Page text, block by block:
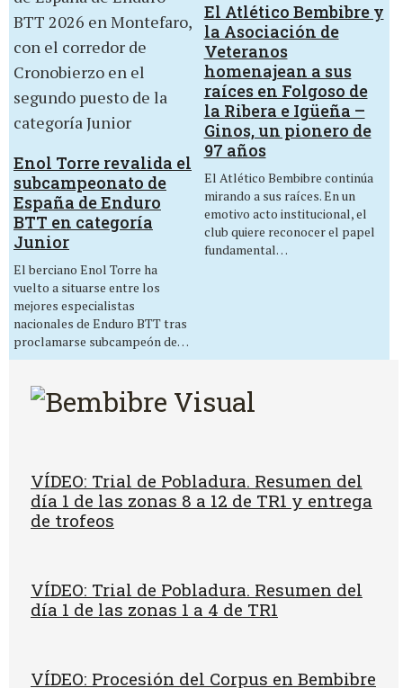
Enol Torre revalida el
subcampeonato de
España de Enduro
BTT en categoría
Junior
El berciano Enol Torre ha
vuelto a situarse entre los
mejores especialistas
nacionales de Enduro BTT tras
proclamarse subcampeón de…
El Atlético Bembibre y
la Asociación de
Veteranos
homenajean a sus
raíces en Folgoso de
la Ribera e Igüeña –
Ginos, un pionero de
97 años
El Atlético Bembibre continúa
mirando a sus raíces. En un
emotivo acto institucional, el
club quiere reconocer el papel
fundamental…
VÍDEO: Trial de Pobladura. Resumen del
día 1 de las zonas 8 a 12 de TR1 y entrega
de trofeos
VÍDEO: Trial de Pobladura. Resumen del
día 1 de las zonas 1 a 4 de TR1
VÍDEO: Procesión del Corpus en Bembibre